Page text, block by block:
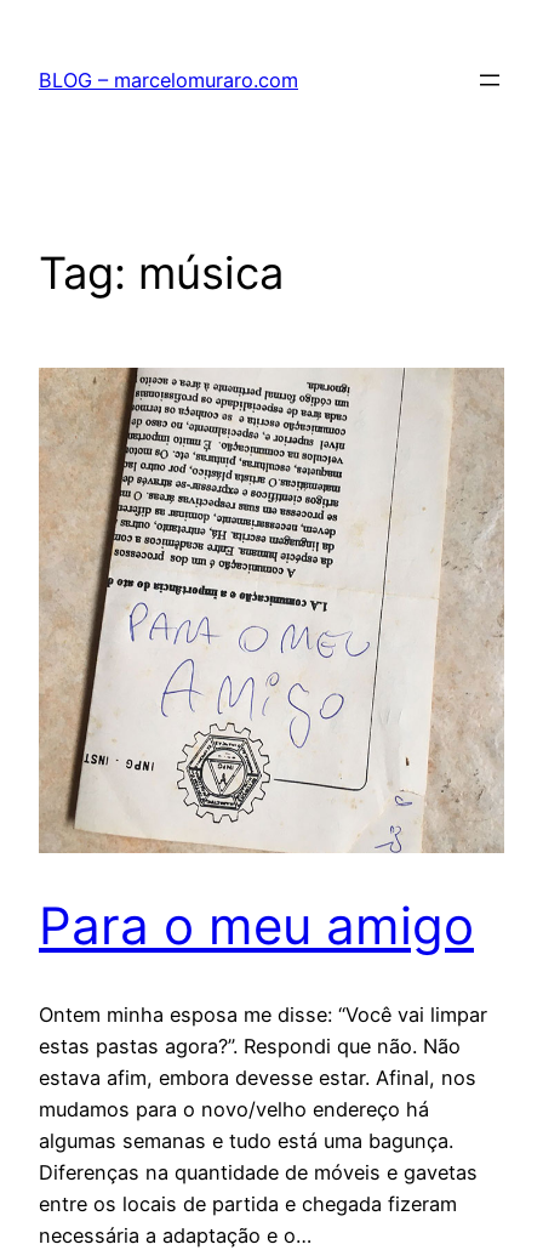
BLOG – marcelomuraro.com
Tag: música
Para o meu amigo
Ontem minha esposa me disse: “Você vai limpar
estas pastas agora?”. Respondi que não. Não
estava afim, embora devesse estar. Afinal, nos
mudamos para o novo/velho endereço há
algumas semanas e tudo está uma bagunça.
Diferenças na quantidade de móveis e gavetas
entre os locais de partida e chegada fizeram
necessária a adaptação e o…